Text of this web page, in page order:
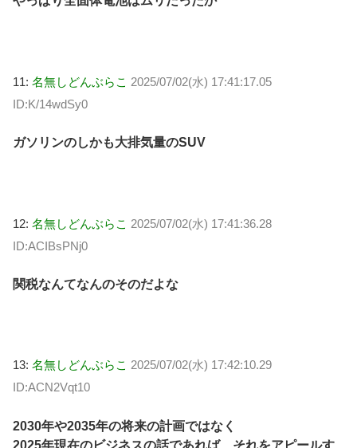
11: 名無しどんぶらこ 2025/07/02(水) 17:41:17.05
ID:K/14wdSy0
ガソリンのしかも大排気量のSUV
12: 名無しどんぶらこ 2025/07/02(水) 17:41:36.28
ID:ACIBsPNj0
関税なんてなんのそのだよな
13: 名無しどんぶらこ 2025/07/02(水) 17:42:10.29
ID:ACN2Vqt10
2030年や2035年の将来の計画ではなく
2025年現在のビジネスの話であれば、それをアピールす